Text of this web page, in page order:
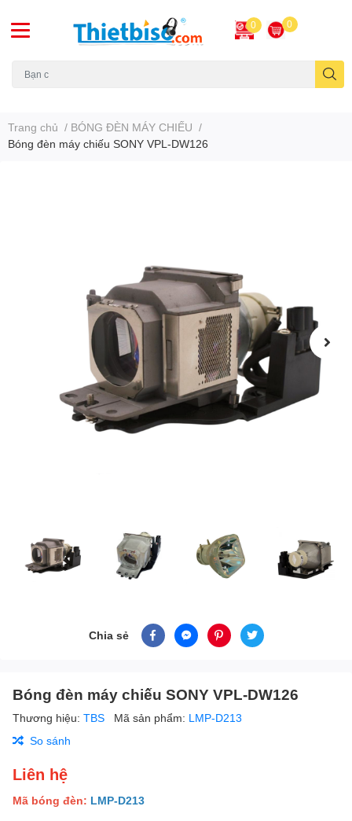
0 0
Trang chủ / BÓNG ĐÈN MÁY CHIẾU /
Bóng đèn máy chiếu SONY VPL-DW126
Chia sẻ
Bóng đèn máy chiếu SONY VPL-DW126
Thương hiệu: TBS Mã sản phẩm: LMP-D213
So sánh
Liên hệ
Mã bóng đèn: LMP-D213